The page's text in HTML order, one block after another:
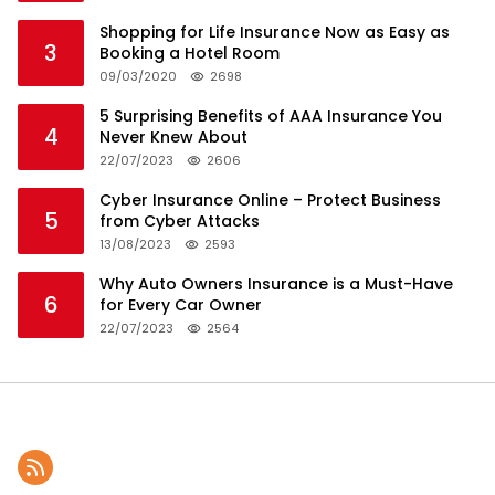
3
Shopping for Life Insurance Now as Easy as
Booking a Hotel Room
09/03/2020 2698
4
5 Surprising Benefits of AAA Insurance You
Never Knew About
22/07/2023 2606
5
Cyber Insurance Online – Protect Business
from Cyber Attacks
13/08/2023 2593
6
Why Auto Owners Insurance is a Must-Have
for Every Car Owner
22/07/2023 2564